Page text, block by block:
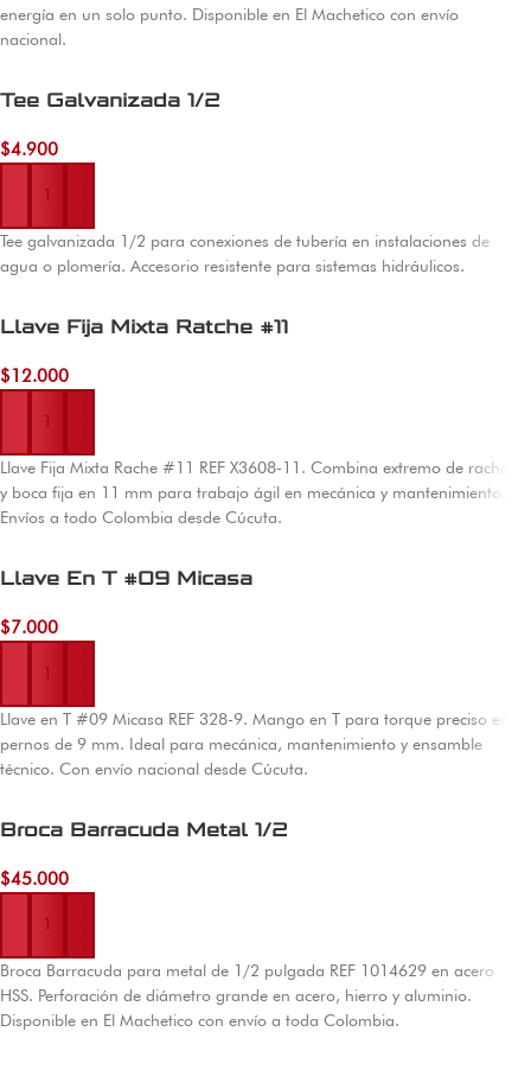
energía en un solo punto. Disponible en El Machetico con envío
nacional.
Tee Galvanizada 1/2
$4.900
Añadir al carrito
Tee galvanizada 1/2 para conexiones de tubería en instalaciones de
agua o plomería. Accesorio resistente para sistemas hidráulicos.
Llave Fija Mixta Ratche #11
$12.000
Añadir al carrito
Llave Fija Mixta Rache #11 REF X3608-11. Combina extremo de racha
y boca fija en 11 mm para trabajo ágil en mecánica y mantenimiento.
Envíos a todo Colombia desde Cúcuta.
Llave En T #09 Micasa
$7.000
Añadir al carrito
Llave en T #09 Micasa REF 328-9. Mango en T para torque preciso en
pernos de 9 mm. Ideal para mecánica, mantenimiento y ensamble
técnico. Con envío nacional desde Cúcuta.
Broca Barracuda Metal 1/2
$45.000
Añadir al carrito
Broca Barracuda para metal de 1/2 pulgada REF 1014629 en acero
HSS. Perforación de diámetro grande en acero, hierro y aluminio.
Disponible en El Machetico con envío a toda Colombia.